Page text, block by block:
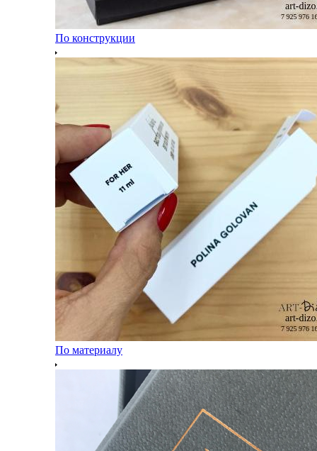
По конструкции
По материалу